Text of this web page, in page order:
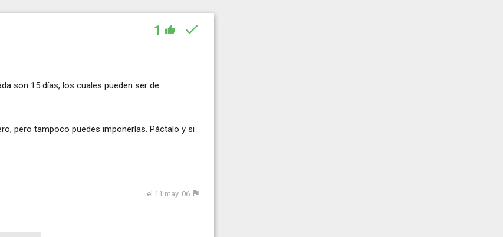
1
son 15 días, los cuales pueden ser de
pero tampoco puedes imponerlas. Páctalo y si
el 11 may. 06